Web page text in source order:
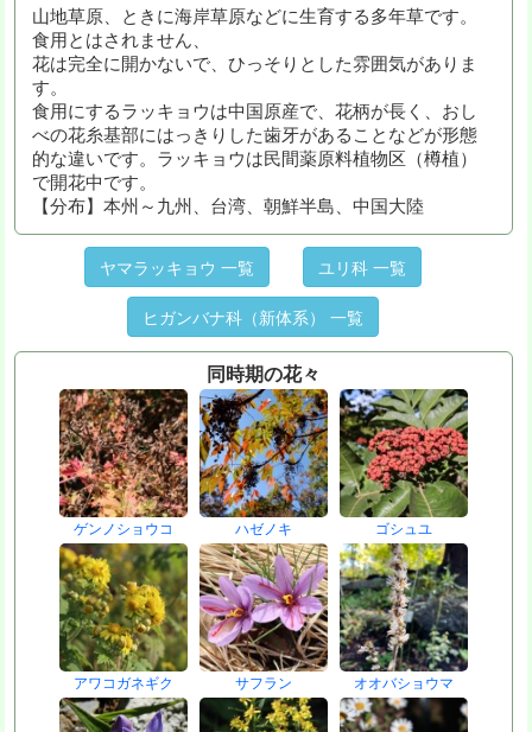
山地草原、ときに海岸草原などに生育する多年草です。
食用とはされません、
花は完全に開かないで、ひっそりとした雰囲気がありま
す。
食用にするラッキョウは中国原産で、花柄が長く、おし
べの花糸基部にはっきりした歯牙があることなどが形態
的な違いです。ラッキョウは民間薬原料植物区（樽植）
で開花中です。
【分布】本州～九州、台湾、朝鮮半島、中国大陸
ヤマラッキョウ 一覧 ユリ科 一覧
ヒガンバナ科（新体系） 一覧
同時期の花々
ゲンノショウコ ハゼノキ ゴシュユ
アワコガネギク サフラン オオバショウマ